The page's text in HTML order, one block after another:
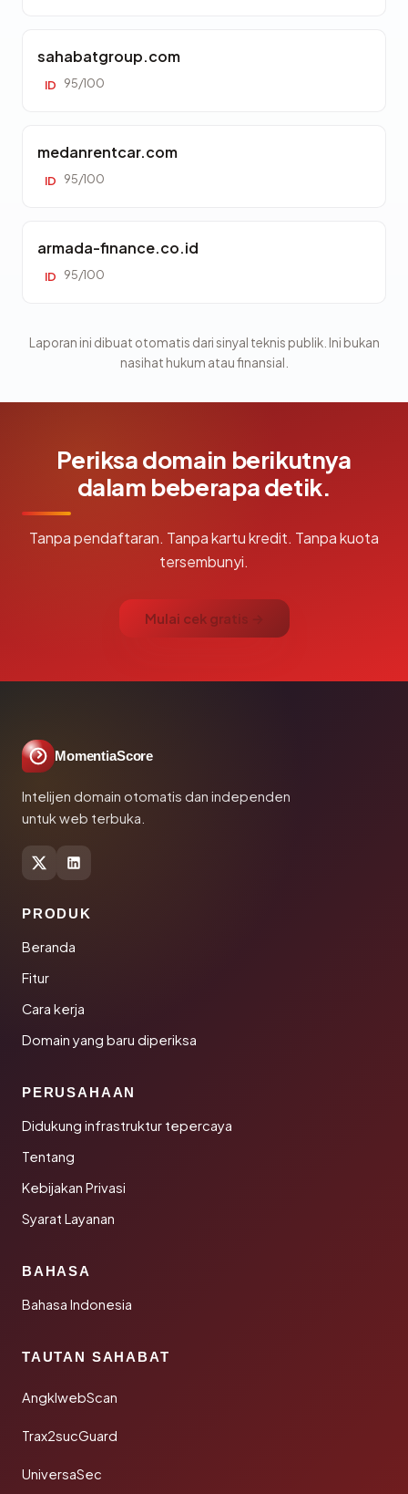
sahabatgroup.com
ID 95/100
medanrentcar.com
ID 95/100
armada-finance.co.id
ID 95/100
Laporan ini dibuat otomatis dari sinyal teknis publik. Ini bukan
nasihat hukum atau finansial.
Periksa domain berikutnya
dalam beberapa detik.
Tanpa pendaftaran. Tanpa kartu kredit. Tanpa kuota
tersembunyi.
Mulai cek gratis →
MomentiaScore
Intelijen domain otomatis dan independen
untuk web terbuka.
PRODUK
Beranda
Fitur
Cara kerja
Domain yang baru diperiksa
PERUSAHAAN
Didukung infrastruktur tepercaya
Tentang
Kebijakan Privasi
Syarat Layanan
BAHASA
Bahasa Indonesia
TAUTAN SAHABAT
AngklwebScan
Trax2sucGuard
UniversaSec